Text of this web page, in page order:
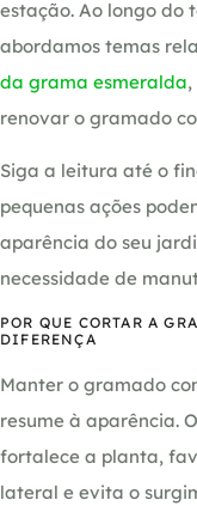
estação. Ao longo do
abordamos temas
da grama esmeralda
renovar o gramado
Siga a leitura até o
pequenas ações
aparência do seu
necessidade de
POR QUE CORTAR A
DIFERENÇA
Manter o gramado
resume à aparência.
fortalece a planta,
lateral e evita o